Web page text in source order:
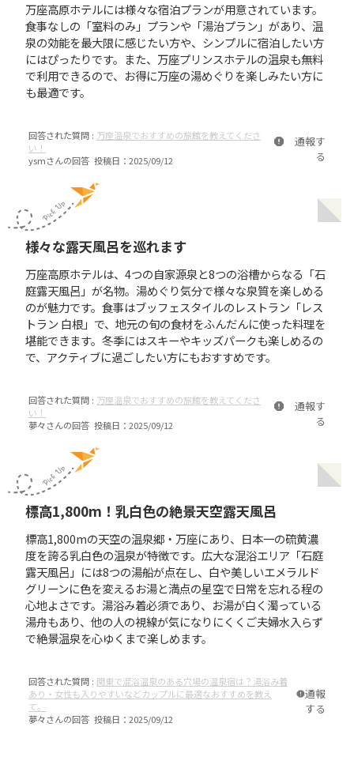
万座高原ホテルには様々な宿泊プランが用意されています。
食事なしの「室料のみ」プランや「湯治プラン」があり、温
泉の効能を最大限に感じたい方や、シンプルに宿泊したい方
にはぴったりです。また、万座プリンスホテルの温泉も無料
で利用できるので、お得に万座の湯めぐりを楽しみたい方に
も最適です。
回答された質問 : 万座温泉でおすすめの旅館を教えてくださ
い！
ysmさんの回答 投稿日： 2025/09/12
通報す
る
様々な露天風呂を巡れます
万座高原ホテルは、4つの自家源泉と8つの浴槽からなる「石
庭露天風呂」が名物。湯めぐり気分で様々な泉質を楽しめる
のが魅力です。食事はブッフェスタイルのレストラン「レス
トラン 白根」で、地元の旬の食材をふんだんに使った料理を
堪能できます。冬季にはスキーやキッズパークも楽しめるの
で、アクティブに過ごしたい方にもおすすめです。
回答された質問 : 万座温泉でおすすめの旅館を教えてくださ
い！
夢々さんの回答 投稿日： 2025/09/12
通報す
る
標高1,800m！乳白色の絶景天空露天風呂
標高1,800mの天空の温泉郷・万座にあり、日本一の硫黄濃
度を誇る乳白色の温泉が特徴です。広大な混浴エリア「石庭
露天風呂」には8つの湯船が点在し、白や美しいエメラルド
グリーンに色を変えるお湯と満点の星空で日常を忘れる程の
心地よさです。湯浴み着必須であり、お湯が白く濁っている
湯舟もあり、他の人の視線が気になりにくくご夫婦水入らず
で絶景温泉を心ゆくまで楽しめます。
回答された質問 : 関東で混浴温泉のある穴場の温泉宿は？湯浴み着
あり・女性も入りやすいなどカップルに最適なおすすめを教え
て。
夢々さんの回答 投稿日： 2025/09/12
通報
する